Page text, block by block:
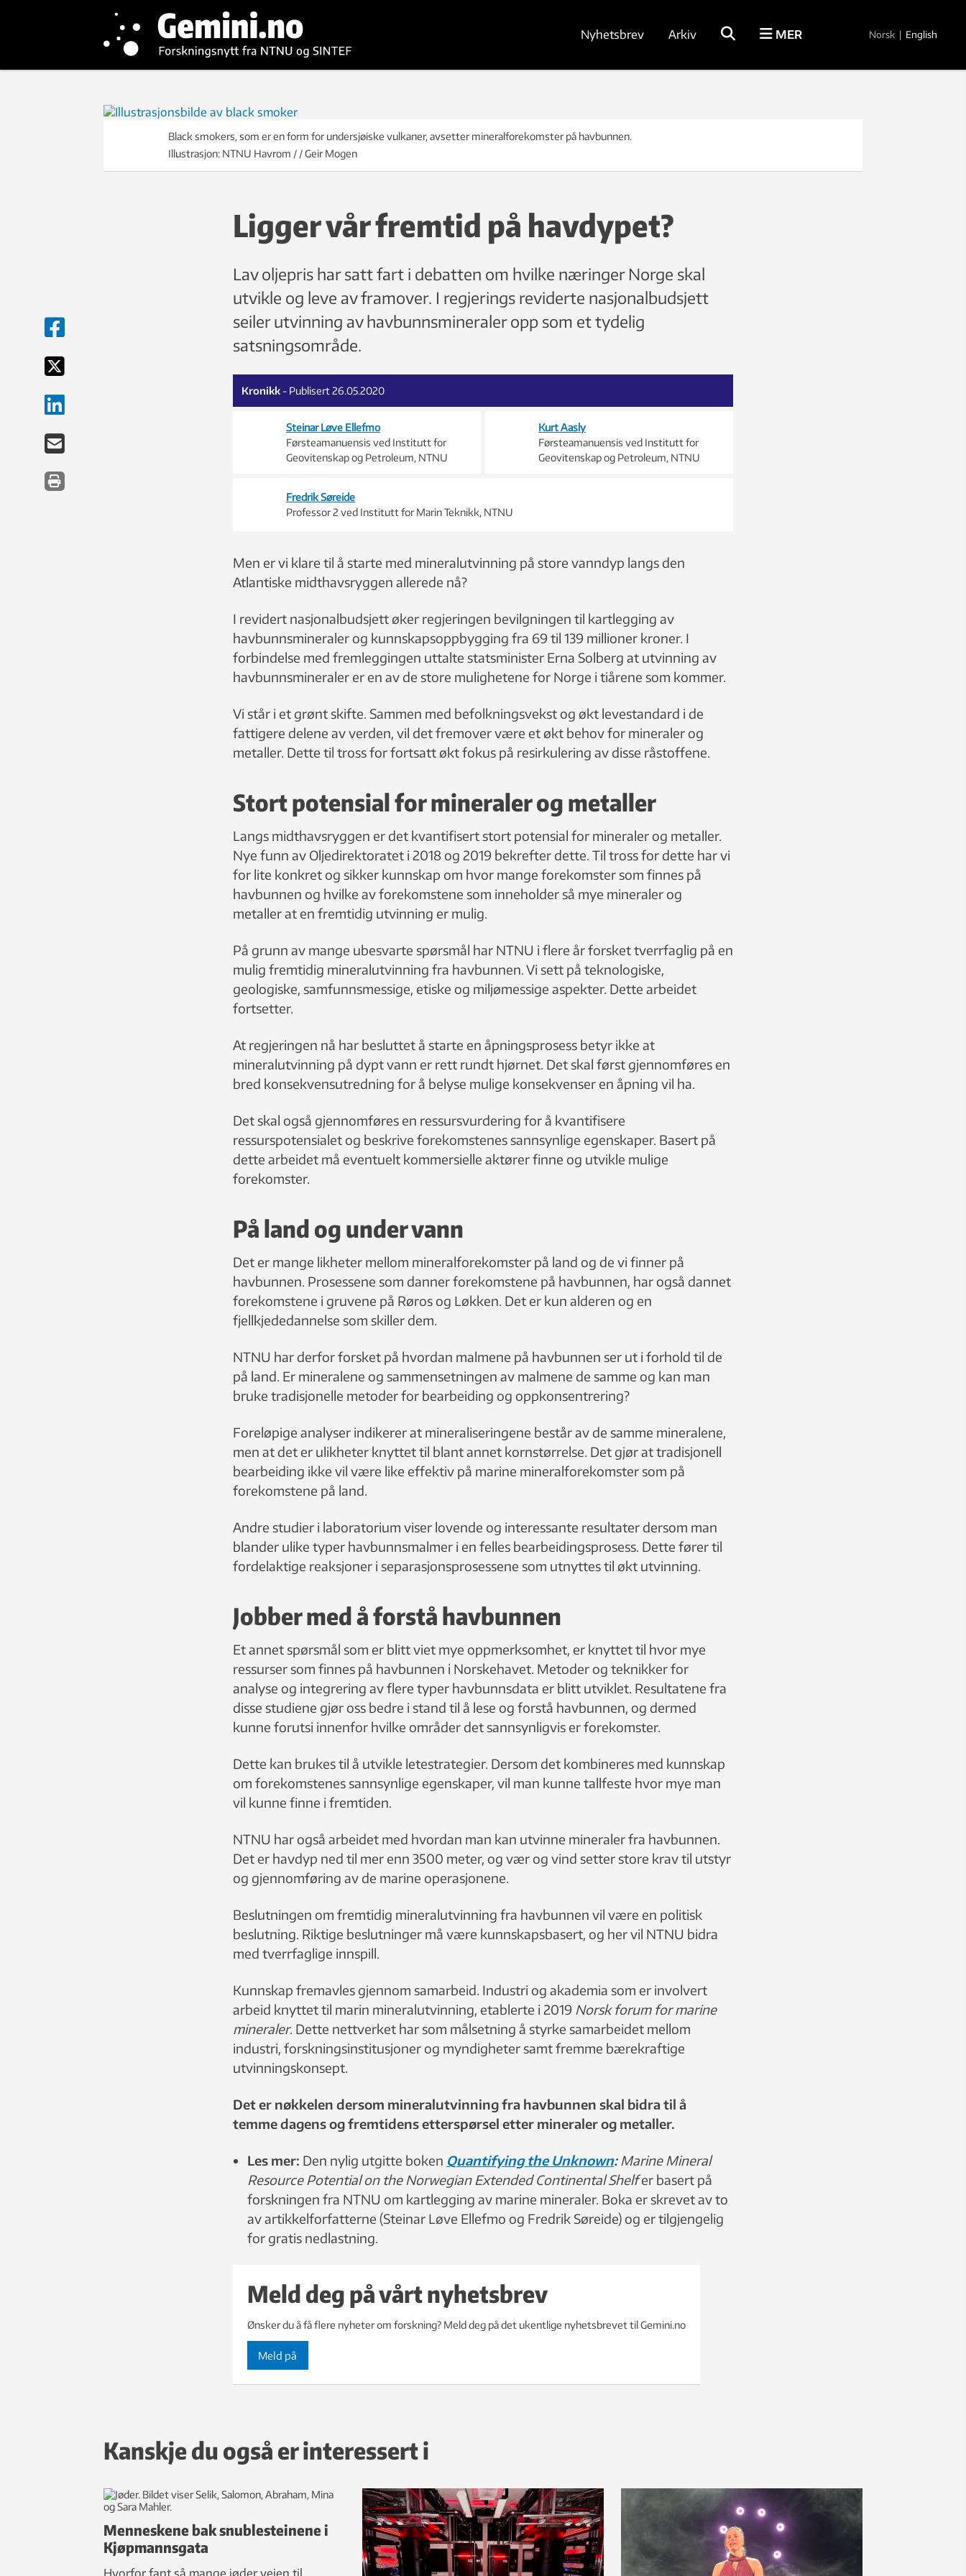
Nyhetsbrev Arkiv MER Norsk | English
Black smokers, som er en form for undersjøiske vulkaner, avsetter mineralforekomster på havbunnen.
Illustrasjon: NTNU Havrom / / Geir Mogen
Ligger vår fremtid på havdypet?
Lav oljepris har satt fart i debatten om hvilke næringer Norge skal
utvikle og leve av framover. I regjerings reviderte nasjonalbudsjett
seiler utvinning av havbunnsmineraler opp som et tydelig
satsningsområde.
Kronikk - Publisert 26.05.2020
Steinar Løve Ellefmo
Førsteamanuensis ved Institutt for
Geovitenskap og Petroleum, NTNU
Kurt Aasly
Førsteamanuensis ved Institutt for
Geovitenskap og Petroleum, NTNU
Fredrik Søreide
Professor 2 ved Institutt for Marin Teknikk, NTNU
Men er vi klare til å starte med mineralutvinning på store vanndyp langs den
Atlantiske midthavsryggen allerede nå?
I revidert nasjonalbudsjett øker regjeringen bevilgningen til kartlegging av
havbunnsmineraler og kunnskapsoppbygging fra 69 til 139 millioner kroner. I
forbindelse med fremleggingen uttalte statsminister Erna Solberg at utvinning av
havbunnsmineraler er en av de store mulighetene for Norge i tiårene som kommer.
Vi står i et grønt skifte. Sammen med befolkningsvekst og økt levestandard i de
fattigere delene av verden, vil det fremover være et økt behov for mineraler og
metaller. Dette til tross for fortsatt økt fokus på resirkulering av disse råstoffene.
Stort potensial for mineraler og metaller
Langs midthavsryggen er det kvantifisert stort potensial for mineraler og metaller.
Nye funn av Oljedirektoratet i 2018 og 2019 bekrefter dette. Til tross for dette har vi
for lite konkret og sikker kunnskap om hvor mange forekomster som finnes på
havbunnen og hvilke av forekomstene som inneholder så mye mineraler og
metaller at en fremtidig utvinning er mulig.
På grunn av mange ubesvarte spørsmål har NTNU i flere år forsket tverrfaglig på en
mulig fremtidig mineralutvinning fra havbunnen. Vi sett på teknologiske,
geologiske, samfunnsmessige, etiske og miljømessige aspekter. Dette arbeidet
fortsetter.
At regjeringen nå har besluttet å starte en åpningsprosess betyr ikke at
mineralutvinning på dypt vann er rett rundt hjørnet. Det skal først gjennomføres en
bred konsekvensutredning for å belyse mulige konsekvenser en åpning vil ha.
Det skal også gjennomføres en ressursvurdering for å kvantifisere
ressurspotensialet og beskrive forekomstenes sannsynlige egenskaper. Basert på
dette arbeidet må eventuelt kommersielle aktører finne og utvikle mulige
forekomster.
På land og under vann
Det er mange likheter mellom mineralforekomster på land og de vi finner på
havbunnen. Prosessene som danner forekomstene på havbunnen, har også dannet
forekomstene i gruvene på Røros og Løkken. Det er kun alderen og en
fjellkjededannelse som skiller dem.
NTNU har derfor forsket på hvordan malmene på havbunnen ser ut i forhold til de
på land. Er mineralene og sammensetningen av malmene de samme og kan man
bruke tradisjonelle metoder for bearbeiding og oppkonsentrering?
Foreløpige analyser indikerer at mineraliseringene består av de samme mineralene,
men at det er ulikheter knyttet til blant annet kornstørrelse. Det gjør at tradisjonell
bearbeiding ikke vil være like effektiv på marine mineralforekomster som på
forekomstene på land.
Andre studier i laboratorium viser lovende og interessante resultater dersom man
blander ulike typer havbunnsmalmer i en felles bearbeidingsprosess. Dette fører til
fordelaktige reaksjoner i separasjonsprosessene som utnyttes til økt utvinning.
Jobber med å forstå havbunnen
Et annet spørsmål som er blitt viet mye oppmerksomhet, er knyttet til hvor mye
ressurser som finnes på havbunnen i Norskehavet. Metoder og teknikker for
analyse og integrering av flere typer havbunnsdata er blitt utviklet. Resultatene fra
disse studiene gjør oss bedre i stand til å lese og forstå havbunnen, og dermed
kunne forutsi innenfor hvilke områder det sannsynligvis er forekomster.
Dette kan brukes til å utvikle letestrategier. Dersom det kombineres med kunnskap
om forekomstenes sannsynlige egenskaper, vil man kunne tallfeste hvor mye man
vil kunne finne i fremtiden.
NTNU har også arbeidet med hvordan man kan utvinne mineraler fra havbunnen.
Det er havdyp ned til mer enn 3500 meter, og vær og vind setter store krav til utstyr
og gjennomføring av de marine operasjonene.
Beslutningen om fremtidig mineralutvinning fra havbunnen vil være en politisk
beslutning. Riktige beslutninger må være kunnskapsbasert, og her vil NTNU bidra
med tverrfaglige innspill.
Kunnskap fremavles gjennom samarbeid. Industri og akademia som er involvert
arbeid knyttet til marin mineralutvinning, etablerte i 2019 Norsk forum for marine
mineraler. Dette nettverket har som målsetning å styrke samarbeidet mellom
industri, forskningsinstitusjoner og myndigheter samt fremme bærekraftige
utvinningskonsept.
Det er nøkkelen dersom mineralutvinning fra havbunnen skal bidra til å
temme dagens og fremtidens etterspørsel etter mineraler og metaller.
Les mer: Den nylig utgitte boken Quantifying the Unknown:Marine Mineral
Resource Potential on the Norwegian Extended Continental Shelfer basert på
forskningen fra NTNU om kartlegging av marine mineraler. Boka er skrevet av to
av artikkelforfatterne (Steinar Løve Ellefmo og Fredrik Søreide) og er tilgjengelig
for gratis nedlastning.
Meld deg på vårt nyhetsbrev
Ønsker du å få flere nyheter om forskning? Meld deg på det ukentlige nyhetsbrevet til Gemini.no
Meld på
Kanskje du også er interessert i
Menneskene bak snublesteinene i
Kjøpmannsgata